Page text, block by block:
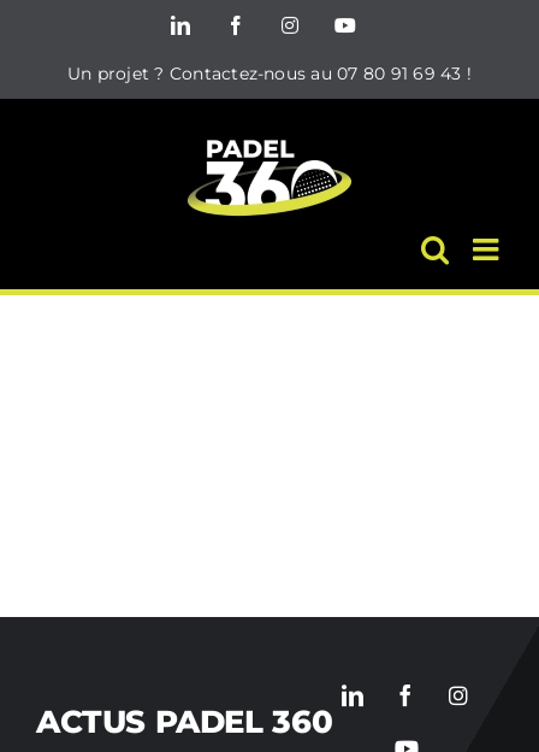
contenu
LinkedInFacebookInstagramYouTube
Un projet ? Contactez-nous au 07 80 91 69 43 !
ACTUS PADEL 360